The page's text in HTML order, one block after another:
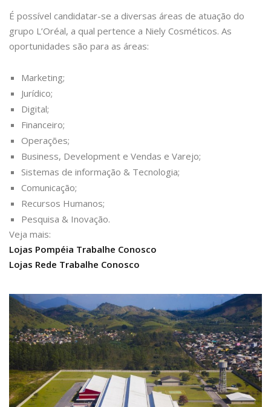
É possível candidatar-se a diversas áreas de atuação do
grupo L’Oréal, a qual pertence a Niely Cosméticos. As
oportunidades são para as áreas:
Marketing;
Jurídico;
Digital;
Financeiro;
Operações;
Business, Development e Vendas e Varejo;
Sistemas de informação & Tecnologia;
Comunicação;
Recursos Humanos;
Pesquisa & Inovação.
Veja mais:
Lojas Pompéia Trabalhe Conosco
Lojas Rede Trabalhe Conosco